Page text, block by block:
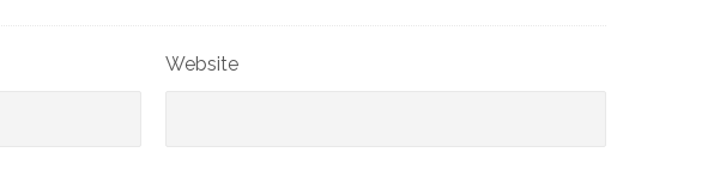
Website